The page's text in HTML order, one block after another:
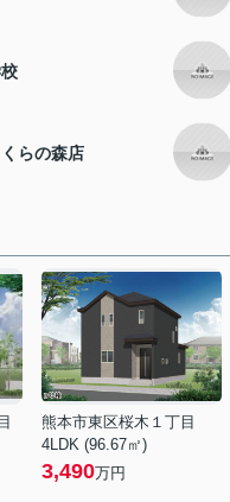
らの森店
熊本市東区桜木１丁目
4LDK (96.67㎡)
3,490万円